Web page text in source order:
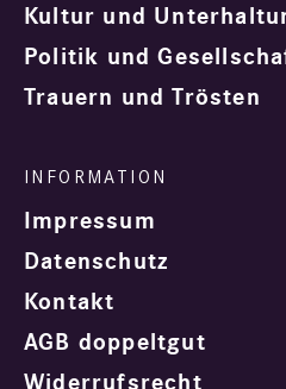
Kultur und
Politik und
Trauern und Trösten
Impressum
Datenschutz
Kontakt
AGB doppeltgut
Widerrufsrecht